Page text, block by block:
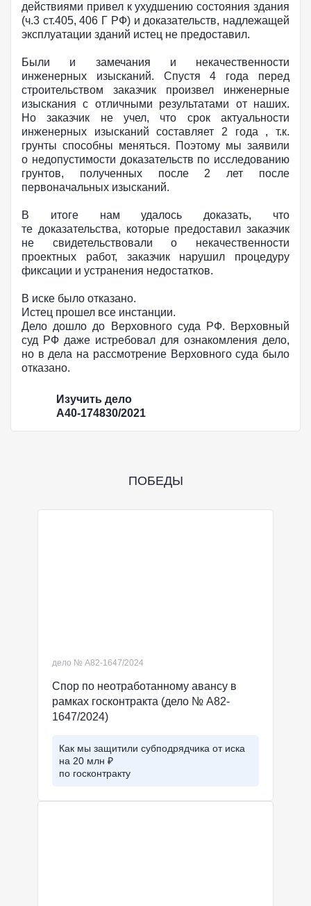
действиями привел к ухудшению состояния здания
(ч.3 ст.405, 406 Г РФ) и доказательств, надлежащей
эксплуатации зданий истец не предоставил.
Были и замечания и некачественности
инженерных изысканий. Спустя 4 года перед
строительством заказчик произвел инженерные
изыскания с отличными результатами от наших.
Но заказчик не учел, что срок актуальности
инженерных изысканий составляет 2 года , т.к.
грунты способны меняться. Поэтому мы заявили
о недопустимости доказательств по исследованию
грунтов, полученных после 2 лет после
первоначальных изысканий.
В итоге нам удалось доказать, что
те доказательства, которые предоставил заказчик
не свидетельствовали о некачественности
проектных работ, заказчик нарушил процедуру
фиксации и устранения недостатков.
В иске было отказано.
Истец прошел все инстанции.
Дело дошло до Верховного суда РФ. Верховный
суд РФ даже истребовал для ознакомления дело,
но в дела на рассмотрение Верховного суда было
отказано.
Изучить дело
А40-174830/2021
ПОБЕДЫ
дело № А82-1647/2024
Спор по неотработанному авансу в
рамках госконтракта (дело № А82-
1647/2024)
Как мы защитили субподрядчика от иска
на 20 млн ₽
по госконтракту